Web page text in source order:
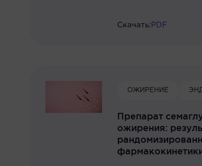
Скачать: PDF
ОЖИРЕНИЕ
Препарат
ожирения: